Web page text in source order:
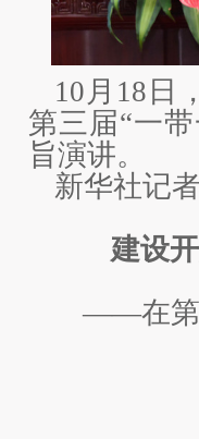
10月18日
第三届“一
旨演讲。
新华社记
建设
——在第